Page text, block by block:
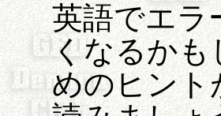
英語でエラ
くなるかも
めのヒント